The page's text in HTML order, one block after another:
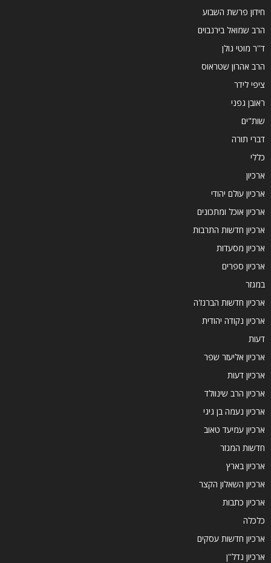
חידון פרשת השבוע
הרב שמואל בירנבוים
ד''ר מוטי גולן
הרב אהרון שטראוס
ציפי לידר
ראובן גפני
שות"ים
דברי תורה
כללי
ארכיון
ארכיון עולם יהודי
ארכיון אוכל ומתכונים
ארכיון חדשות התרבות
ארכיון מסעדות
ארכיון ספרים
במגזר
ארכיון חדשות הברנז'ה
ארכיון נקודה יהודית
דעות
ארכיון אליעזר שפר
ארכיון דעות
ארכיון הרב שינוולד
ארכיון נעמה בן גיגי
ארכיון עמיעד טאוב
חדשות המגזר
ארכיון בארץ
ארכיון השאלון הקצר
ארכיון כתבות
כלכלה
ארכיון חדשות עסקים
ארכיון נדל''ן